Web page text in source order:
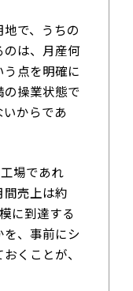
で、うちの
のは、月産何
点を明確に
の操業状態で
からであ
場であれ
間売上は約
に到達する
、事前にシ
くことが、